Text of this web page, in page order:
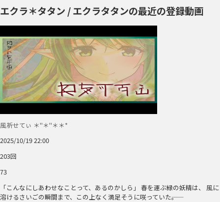
エクラ＊タタン / エクラタタンの最近の登録動画
風祈せてぃ ＊"＊"＊＊*
2025/10/19 22:00
203回
73
「こんなにしあわせなことって、あるのかしら」 春を運ぶ緑の妖精は、 風に
溶けるさいごの瞬間まで、この上なく満足そうに咲っていた――。